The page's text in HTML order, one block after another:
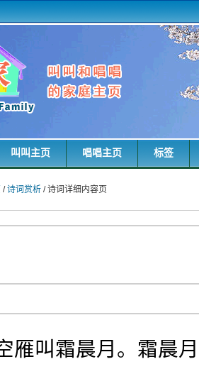
叫叫主页 唱唱主页 标签
/诗词赏析 / 诗词详细内容页
雁叫霜晨月。霜晨